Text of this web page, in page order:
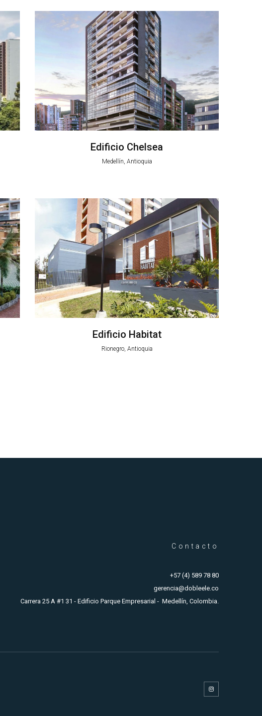
Edificio Chelsea
Medellín, Antioquia
Edificio Habitat
Rionegro, Antioquia
Contacto
+57 (4) 589 78 80
gerencia@dobleele.co
Carrera 25 A #1 31 - Edificio Parque Empresarial - Medellín, Colombia.